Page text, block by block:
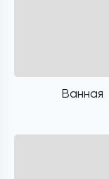
Ванная